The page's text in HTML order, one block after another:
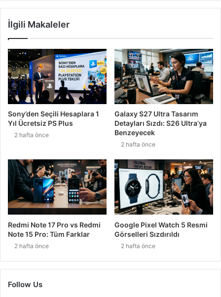
İlgili Makaleler
Sony’den Seçili Hesaplara 1
Yıl Ücretsiz PS Plus
2 hafta önce
Galaxy S27 Ultra Tasarım
Detayları Sızdı: S26 Ultra’ya
Benzeyecek
2 hafta önce
Redmi Note 17 Pro vs Redmi
Note 15 Pro: Tüm Farklar
2 hafta önce
Google Pixel Watch 5 Resmi
Görselleri Sızdırıldı
2 hafta önce
Follow Us